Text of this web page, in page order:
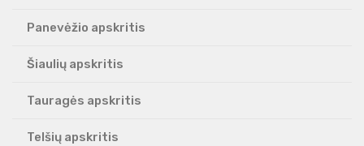
Panevėžio apskritis
Šiaulių apskritis
Tauragės apskritis
Telšių apskritis